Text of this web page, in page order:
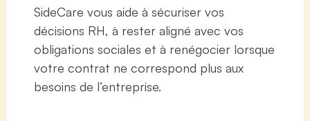
SideCare vous aide à sécuriser vos
décisions RH, à rester aligné avec vos
obligations sociales et à renégocier lorsque
votre contrat ne correspond plus aux
besoins de l’entreprise.